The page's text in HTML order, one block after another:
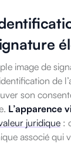
image de
de
son
L’apparence
juridique :
associé qui